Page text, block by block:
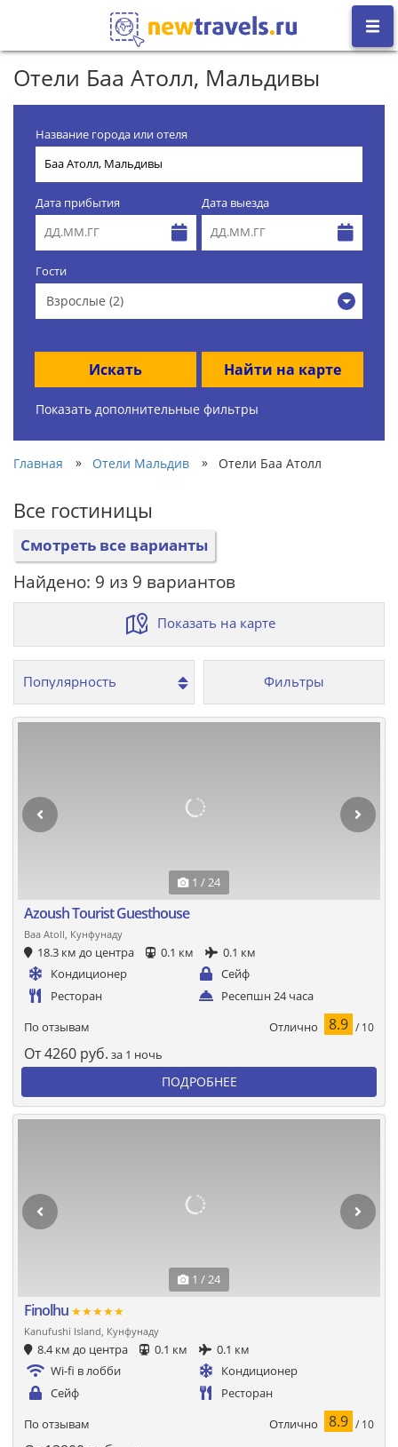
Отели Баа Атолл, Мальдивы
Название города или отеля
Дата прибытия Дата выезда
Гости
Взрослые (2)
Искать Найти на карте
Показать дополнительные фильтры
Главная » Отели Мальдив » Отели Баа Атолл
Все гостиницы
Смотреть все варианты
Найдено: 9 из 9 вариантов
Показать на карте
Фильтры
1 / 24
Azoush Tourist Guesthouse
Baa Atoll, Кунфунаду
18.3 км до центра 0.1 км
0.1 км
Кондиционер
Сейф
Ресторан
Ресепшн 24 часа
По отзывам Отлично 8.9 / 10
От4260 руб. за 1 ночь
ПОДРОБНЕЕ
1 / 24
Finolhu ★★★★★
Kanufushi Island, Кунфунаду
8.4 км до центра 0.1 км
0.1 км
Wi-fi в лобби
Кондиционер
Сейф
Ресторан
По отзывам Отлично 8.9 / 10